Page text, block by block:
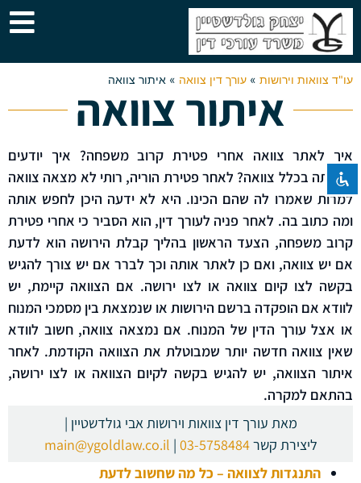
סמן כותרות
צבע רקע
zoom_out זום (הקטנה)
zoom_in זום (הגדלה)
הקטנת גופן
add_circle_outline הגדלת גופן
spellcheck גופן קריא
brightness_high ניגודיות בהירה
ניגודיות כהה
format_underlined הוסף קו תחתון לקישורים
font_download סמן קישורים
לאפס את כל האפשרויות
cached
השארת משוב
עו"ד צוואות וירושות » עורך דין צוואה » איתור צוואה
איתור צוואה
איך לאתר צוואה אחרי פטירת קרוב משפחה? איך יודעים
שהייתה בכלל צוואה? לאחר פטירת הוריה, רותי לא מצאה צוואה
למרות שאמרו לה שהם הכינו. היא לא ידעה היכן לחפש אותה
ומה כתוב בה. לאחר פניה לעורך דין, הוא הסביר כי אחרי פטירת
קרוב משפחה, הצעד הראשון בהליך קבלת הירושה הוא לדעת
אם יש צוואה, ואם כן לאתר אותה וכך לברר אם יש צורך להגיש
בקשה לצו קיום צוואה או לצו ירושה. אם הצוואה קיימת, יש
לוודא אם הופקדה ברשם הירושות או שנמצאת בין מסמכי המנוח
או אצל עורך הדין של המנוח. אם נמצאה צוואה, חשוב לוודא
שאין צוואה חדשה יותר שמבוטלת את הצוואה הקודמת. לאחר
איתור הצוואה, יש להגיש בקשה לקיום הצוואה או לצו ירושה,
בהתאם למקרה.
מאת עורך דין צוואות וירושות אבי גולדשטיין |
ליצירת קשר03-5758484
|
main@ygoldlaw.co.il
התנגדות לצוואה – כל מה שחשוב לדעת